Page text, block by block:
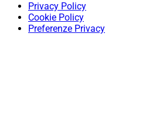
Privacy Policy
Cookie Policy
Preferenze Privacy